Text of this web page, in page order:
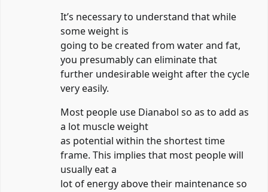
It’s necessary to understand that while
some weight is
going to be created from water and fat,
you presumably can eliminate that
further undesirable weight after the cycle
very easily.
Most people use Dianabol so as to add as
a lot muscle weight
as potential within the shortest time
frame. This implies that most people will
usually eat a
lot of energy above their maintenance so